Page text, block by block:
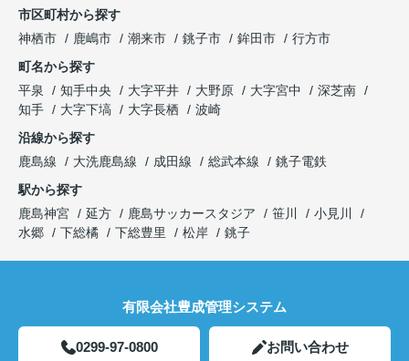
市区町村から探す
神栖市
鹿嶋市 潮来市 銚子市 鉾田市
行方市
町名から探す
平泉
知手中央 大字平井 大野原 大字宮中
深芝南
知手
大字下塙 大字長栖
波崎
沿線から探す
鹿島線
大洗鹿島線 成田線 総武本線
銚子電鉄
駅から探す
鹿島神宮
延方 鹿島サッカースタジア 笹川
小見川
水郷
下総橘 下総豊里 松岸 銚子
有限会社豊成管理システム
0299-97-0800 お問い合わせ